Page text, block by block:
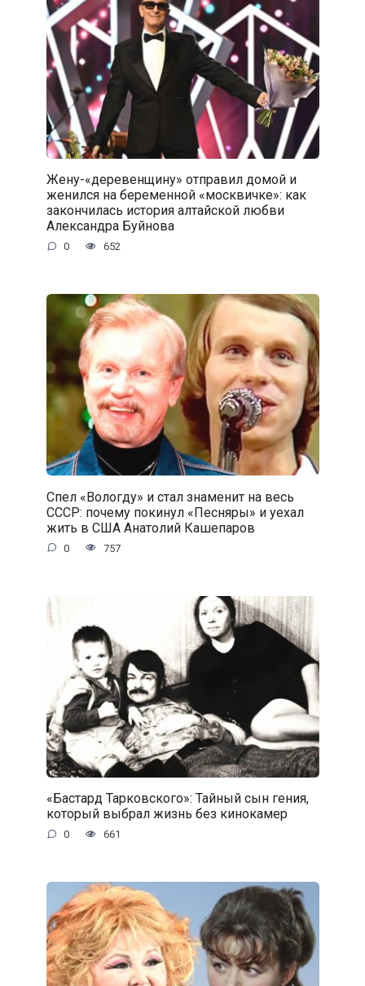
Жену-«деревенщину» отправил домой и
женился на беременной «москвичке»: как
закончилась история алтайской любви
Александра Буйнова
0 652
Спел «Вологду» и стал знаменит на весь
СССР: почему покинул «Песняры» и уехал
жить в США Анатолий Кашепаров
0 757
«Бастард Тарковского»: Тайный сын гения,
который выбрал жизнь без кинокамер
0 661